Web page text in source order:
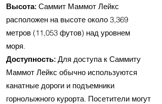
Высота: Саммит Маммот Лейкс
расположен на высоте около 3,369
метров (11,053 футов) над уровнем
моря.
Доступность: Для доступа к Саммиту
Маммот Лейкс обычно используются
канатные дороги и подъемники
горнолыжного курорта. Посетители могут